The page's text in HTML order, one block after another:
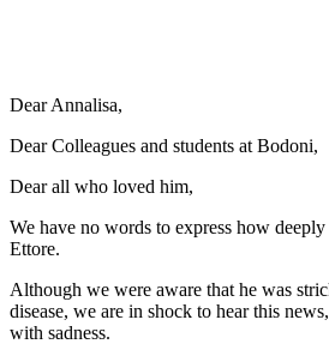
Dear Annalisa,
Dear Colleagues and students at Bodoni,
Dear all who loved him,
We have no words to express how
Ettore.
Although we were aware that he was
disease, we are in shock to hear this
with sadness.